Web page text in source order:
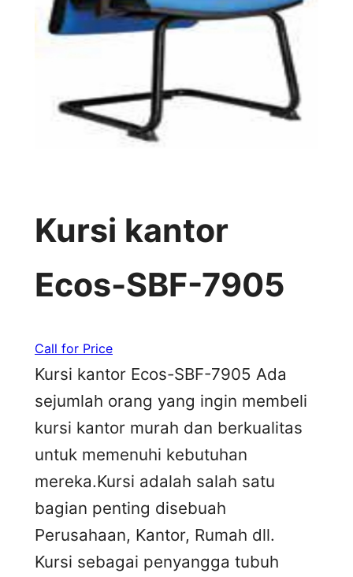
Kursi kantor
Ecos-SBF-7905
Call for Price
Kursi kantor Ecos-SBF-7905 Ada
sejumlah orang yang ingin membeli
kursi kantor murah dan berkualitas
untuk memenuhi kebutuhan
mereka.Kursi adalah salah satu
bagian penting disebuah
Perusahaan, Kantor, Rumah dll.
Kursi sebagai penyangga tubuh